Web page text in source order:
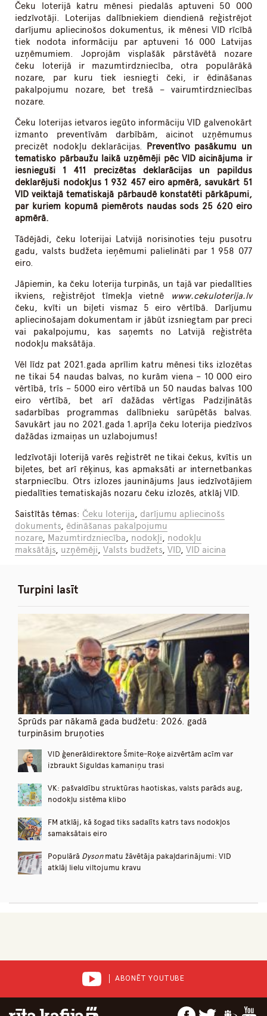
Čeku loterijā katru mēnesi piedalās aptuveni 50 000
iedzīvotāji. Loterijas dalībniekiem diendienā reģistrējot
darījumu apliecinošos dokumentus, ik mēnesi VID rīcībā
tiek nodota informāciju par aptuveni 16 000 Latvijas
uzņēmumiem. Joprojām visplašāk pārstāvētā nozare
čeku loterijā ir mazumtirdzniecība, otra populārākā
nozare, par kuru tiek iesniegti čeki, ir ēdināšanas
pakalpojumu nozare, bet trešā – vairumtirdzniecības
nozare.
Čeku loterijas ietvaros iegūto informāciju VID galvenokārt
izmanto preventīvām darbībām, aicinot uzņēmumus
precizēt nodokļu deklarācijas.
Preventīvo pasākumu un
tematisko pārbaužu laikā uzņēmēji pēc VID aicinājuma ir
iesnieguši 1 411 precizētas deklarācijas un papildus
deklarējuši nodokļus 1 932 457 eiro apmērā, savukārt 51
VID veiktajā tematiskajā pārbaudē konstatēti pārkāpumi,
par kuriem kopumā piemērots naudas sods 25 620 eiro
apmērā.
Tādējādi, čeku loterijai Latvijā norisinoties teju pusotru
gadu, valsts budžeta ieņēmumi palielināti par 1 958 077
eiro.
Jāpiemin, ka čeku loterija turpinās, un tajā var piedalīties
ikviens, reģistrējot tīmekļa vietnē
www.cekuloterija.lv
čeku, kvīti un biļeti vismaz 5 eiro vērtībā. Darījumu
apliecinošajam dokumentam ir jābūt izsniegtam par preci
vai pakalpojumu, kas saņemts no Latvijā reģistrēta
nodokļu maksātāja.
Vēl līdz pat 2021.gada aprīlim katru mēnesi tiks izlozētas
ne tikai 54 naudas balvas, no kurām viena – 10 000 eiro
vērtībā, trīs – 5000 eiro vērtībā un 50 naudas balvas 100
eiro vērtībā, bet arī dažādas vērtīgas Padziļinātās
sadarbības programmas dalībnieku sarūpētās balvas.
Savukārt jau no 2021.gada 1.aprīļa čeku loterija piedzīvos
dažādas izmaiņas un uzlabojumus!
Iedzīvotāji loterijā varēs reģistrēt ne tikai čekus, kvītis un
biļetes, bet arī rēķinus, kas apmaksāti ar internetbankas
starpniecību. Otrs izlozes jauninājums ļaus iedzīvotājiem
piedalīties tematiskajās nozaru čeku izlozēs, atklāj VID.
Saistītās tēmas: Čeku loterija, darījumu apliecinošs
dokuments, ēdināšanas pakalpojumu
nozare, Mazumtirdzniecība, nodokļi, nodokļu
maksātājs, uzņēmēji,Valsts budžets,VID,VID aicina
Turpini lasīt
Sprūds par nākamā gada budžetu: 2026. gadā
turpināsim bruņoties
VID ģenerāldirektore Šmite-Roķe aizvērtām acīm var
izbraukt Siguldas kamaniņu trasi
VK: pašvaldību struktūras haotiskas, valsts parāds aug,
nodokļu sistēma klibo
FM atklāj, kā šogad tiks sadalīts katrs tavs nodokļos
samaksātais eiro
Populārā Dysonmatu žāvētāja pakaļdarinājumi: VID
atklāj lielu viltojumu kravu
ABONĒT YOUTUBE